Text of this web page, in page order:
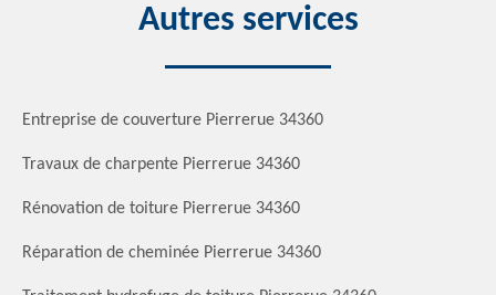
Autres services
Entreprise de couverture Pierrerue 34360
Travaux de charpente Pierrerue 34360
Rénovation de toiture Pierrerue 34360
Réparation de cheminée Pierrerue 34360